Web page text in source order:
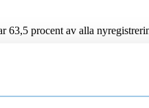
63,5 procent av alla
med cirka sju procent